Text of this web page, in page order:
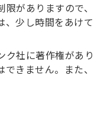
がありますので、
、少し時間をあけて
ク社に著作権があり
きません。また、